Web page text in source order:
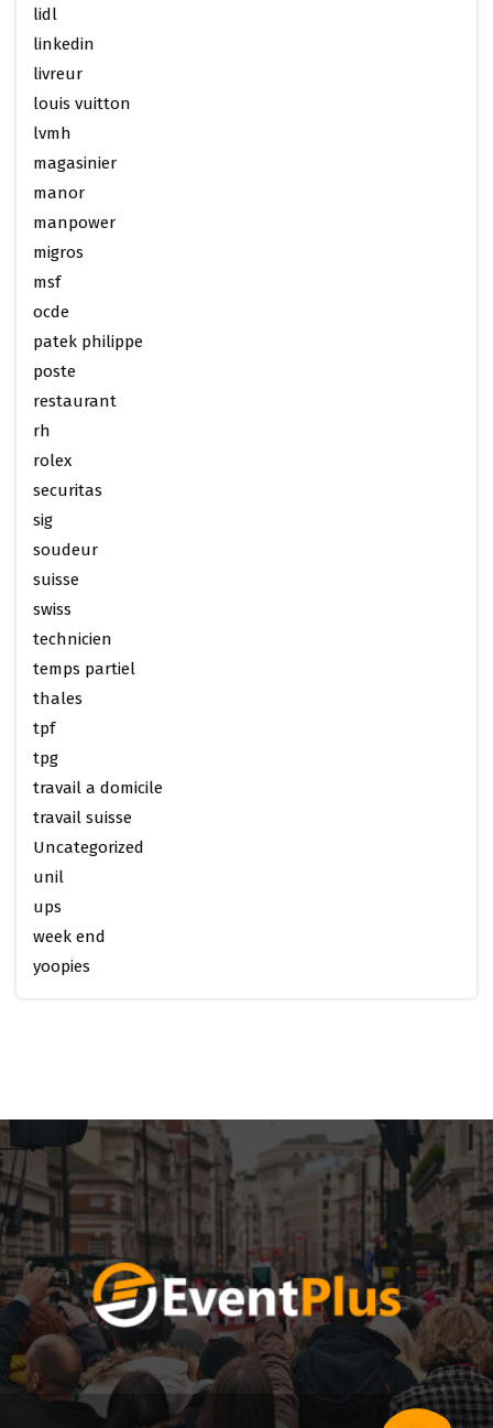
lidl
linkedin
livreur
louis vuitton
lvmh
magasinier
manor
manpower
migros
msf
ocde
patek philippe
poste
restaurant
rh
rolex
securitas
sig
soudeur
suisse
swiss
technicien
temps partiel
thales
tpf
tpg
travail a domicile
travail suisse
Uncategorized
unil
ups
week end
yoopies